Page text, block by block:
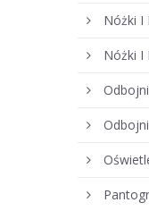
Nóżki I
Nóżki I